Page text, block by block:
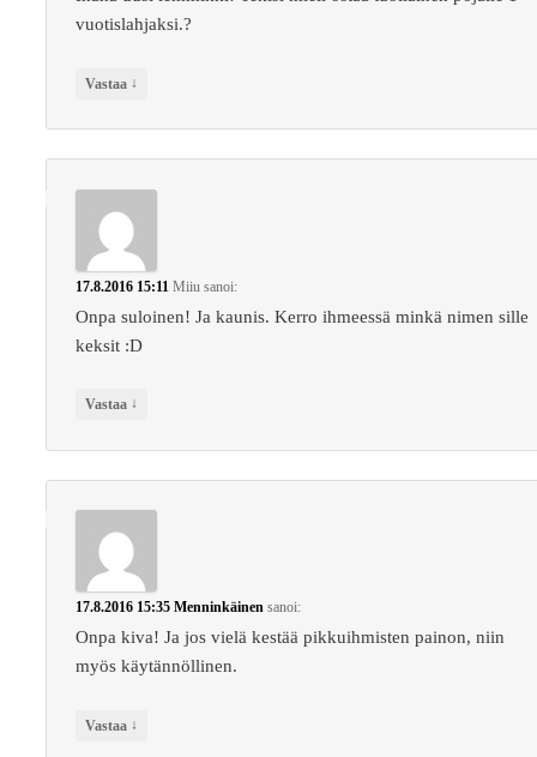
vuotislahjaksi.?
Vastaa ↓
17.8.2016 15:11 Miiu sanoi:
Onpa suloinen! Ja kaunis. Kerro ihmeessä minkä nimen sille
keksit :D
Vastaa ↓
17.8.2016 15:35 Menninkäinen sanoi:
Onpa kiva! Ja jos vielä kestää pikkuihmisten painon, niin
myös käytännöllinen.
Vastaa ↓